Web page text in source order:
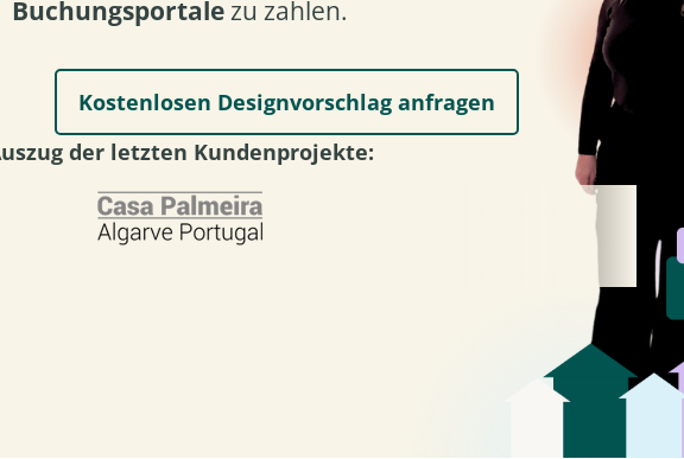
Buchungsportalezu zahlen.
Kostenlosen Designvorschlag anfragen
der letzten Kundenprojekte: